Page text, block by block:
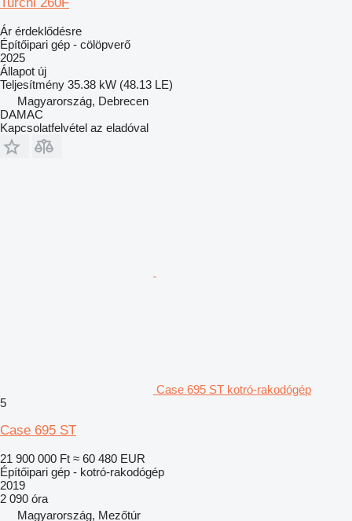
Ár érdeklődésre
Építőipari gép - cölöpverő
2025
Állapot új
Teljesítmény 35.38 kW (48.13 LE)
Magyarország, Debrecen
DAMAC
Kapcsolatfelvétel az eladóval
Case 695 ST kotró-rakodógép
5
Case 695 ST
21 900 000 Ft ≈ 60 480 EUR
Építőipari gép - kotró-rakodógép
2019
2 090 óra
Magyarország, Mezőtúr